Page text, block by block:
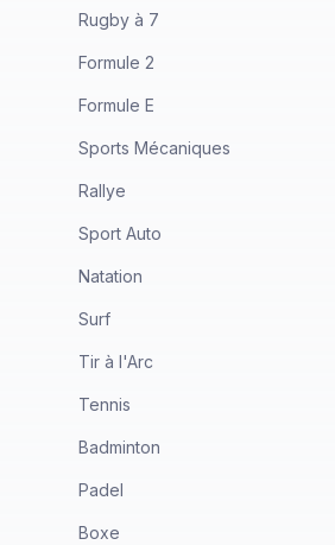
Rugby à 7
Formule 2
Formule E
Sports Mécaniques
Rallye
Sport Auto
Natation
Surf
Tir à l'Arc
Tennis
Badminton
Padel
Boxe